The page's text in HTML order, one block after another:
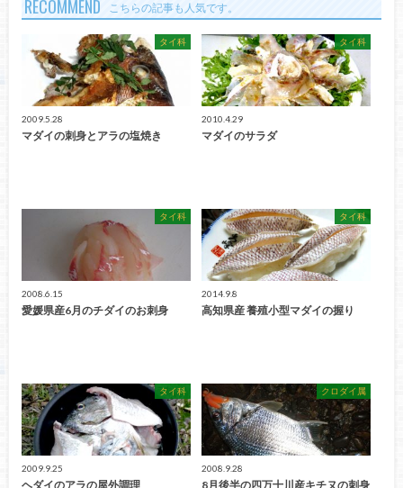
RECOMMEND こちらの記事も人気です。
タイ科
2009.5.28
マダイの刺身とアラの塩焼き
タイ科
2010.4.29
マダイのサラダ
タイ科
2008.6.15
愛媛県産6月のチダイのお刺身
タイ科
2014.9.8
高知県産 養殖小型マダイの握り
タイ科
2009.9.25
ヘダイのアラの屋外調理
クロダイ属
2008.9.28
8月後半の四万十川産キチヌの刺身